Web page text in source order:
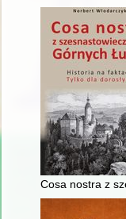
Cosa nostra z